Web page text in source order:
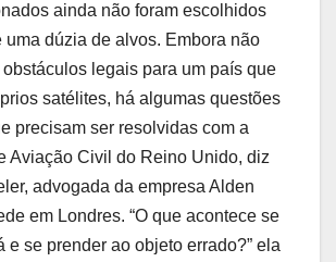
ainda não foram escolhidos
uma dúzia de alvos. Embora não
legais para um país que
satélites, há algumas questões
precisam ser resolvidas com a
Aviação Civil do Reino Unido, diz
advogada da empresa Alden
em Londres. “O que acontece se
e se prender ao objeto errado?” ela